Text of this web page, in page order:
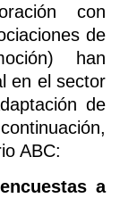
con
de
han
en el sector
de
ABC:
encuestas a